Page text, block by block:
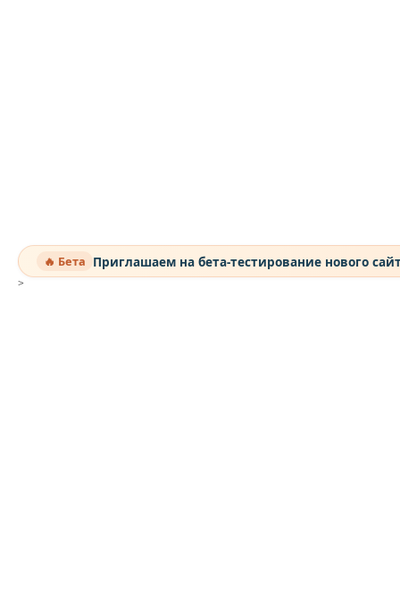
🔥 Бета Приглашаем на бета-тестирование нового
>